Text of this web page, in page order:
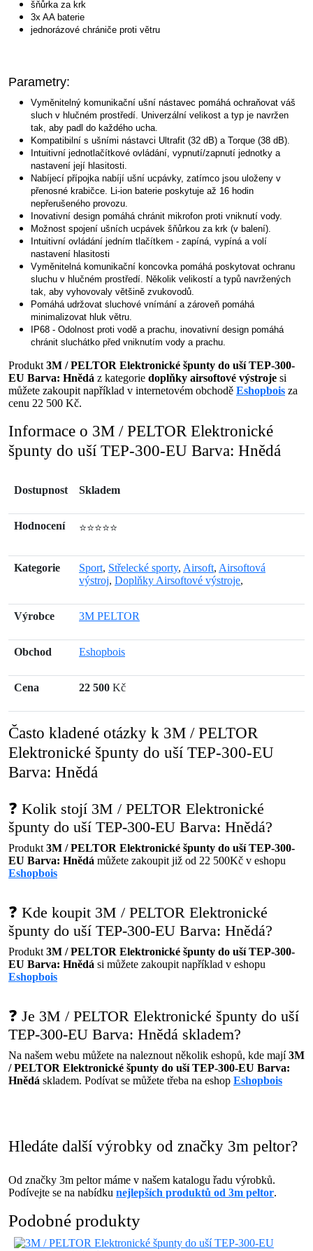
šňůrka za krk
3x AA baterie
jednorázové chrániče proti větru
Parametry:
Vyměnitelný komunikační ušní nástavec pomáhá ochraňovat váš
sluch v hlučném prostředí. Univerzální velikost a typ je navržen
tak, aby padl do každého ucha.
Kompatibilní s ušními nástavci Ultrafit (32 dB) a Torque (38 dB).
Intuitivní jednotlačítkové ovládání, vypnutí/zapnutí jednotky a
nastavení její hlasitosti.
Nabíjecí přípojka nabíjí ušní ucpávky, zatímco jsou uloženy v
přenosné krabičce. Li-ion baterie poskytuje až 16 hodin
nepřerušeného provozu.
Inovativní design pomáhá chránit mikrofon proti vniknutí vody.
Možnost spojení ušních ucpávek šňůrkou za krk (v balení).
Intuitivní ovládání jedním tlačítkem - zapíná, vypíná a volí
nastavení hlasitosti
Vyměnitelná komunikační koncovka pomáhá poskytovat ochranu
sluchu v hlučném prostředí. Několik velikostí a typů navržených
tak, aby vyhovovaly většině zvukovodů.
Pomáhá udržovat sluchové vnímání a zároveň pomáhá
minimalizovat hluk větru.
IP68 - Odolnost proti vodě a prachu, inovativní design pomáhá
chránit sluchátko před vniknutím vody a prachu.
Produkt 3M / PELTOR Elektronické špunty do uší TEP-300-
EU Barva: Hnědá z kategorie doplňky airsoftové výstroje si
můžete zakoupit například v internetovém obchodě Eshopbois za
cenu 22 500 Kč.
Informace o 3M / PELTOR Elektronické
špunty do uší TEP-300-EU Barva: Hnědá
Dostupnost Skladem
Hodnocení ⭐⭐⭐⭐⭐
Kategorie Sport, Střelecké sporty, Airsoft, Airsoftová
výstroj, Doplňky Airsoftové výstroje,
Výrobce 3M PELTOR
Obchod Eshopbois
Cena 22 500 Kč
Často kladené otázky k 3M / PELTOR
Elektronické špunty do uší TEP-300-EU
Barva: Hnědá
❓ Kolik stojí 3M / PELTOR Elektronické
špunty do uší TEP-300-EU Barva: Hnědá?
Produkt 3M / PELTOR Elektronické špunty do uší TEP-300-
EU Barva: Hnědá můžete zakoupit již od 22 500Kč v eshopu
Eshopbois
❓ Kde koupit 3M / PELTOR Elektronické
špunty do uší TEP-300-EU Barva: Hnědá?
Produkt 3M / PELTOR Elektronické špunty do uší TEP-300-
EU Barva: Hnědá si můžete zakoupit například v eshopu
Eshopbois
❓ Je 3M / PELTOR Elektronické špunty do uší
TEP-300-EU Barva: Hnědá skladem?
Na našem webu můžete na naleznout několik eshopů, kde mají3M
/ PELTOR Elektronické špunty do uší TEP-300-EU Barva:
Hnědá skladem. Podívat se můžete třeba na eshop Eshopbois
Hledáte další výrobky od značky 3m peltor?
Od značky 3m peltor máme v našem katalogu řadu výrobků.
Podívejte se na nabídku nejlepších produktů od 3m peltor.
Podobné produkty